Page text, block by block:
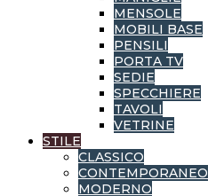
MENSOLE
MOBILI BASE
PENSILI
PORTA TV
SEDIE
SPECCHIERE
TAVOLI
VETRINE
STILE
CLASSICO
CONTEMPORANEO
MODERNO